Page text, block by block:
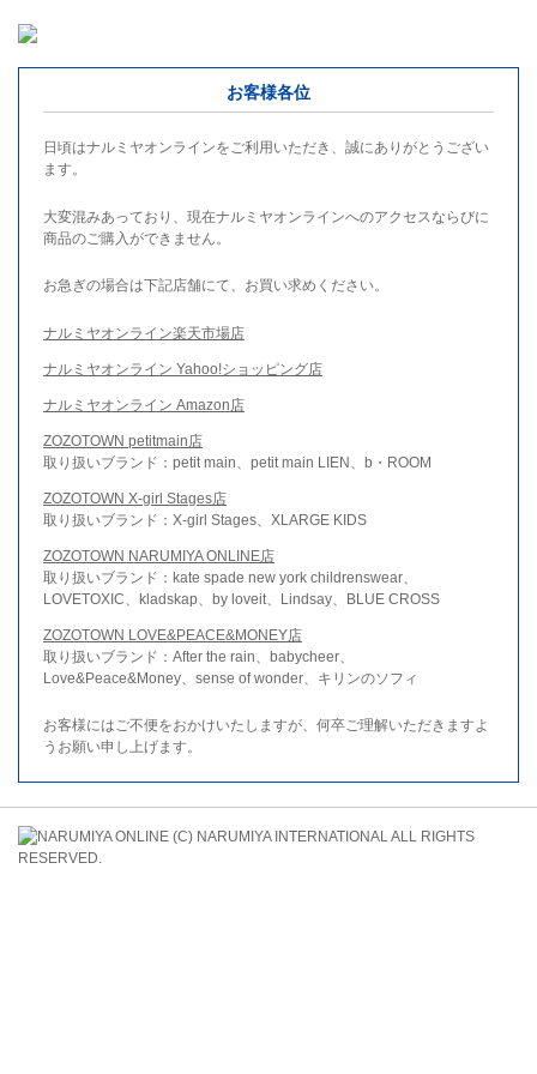
お客様各位
日頃はナルミヤオンラインをご利用いただき、誠にありがとうござい
ます。
大変混みあっており、現在ナルミヤオンラインへのアクセスならびに
商品のご購入ができません。
お急ぎの場合は下記店舗にて、お買い求めください。
ナルミヤオンライン楽天市場店
ナルミヤオンライン Yahoo!ショッピング店
ナルミヤオンライン Amazon店
ZOZOTOWN petitmain店
取り扱いブランド：petit main、petit main LIEN、b・ROOM
ZOZOTOWN X-girl Stages店
取り扱いブランド：X-girl Stages、XLARGE KIDS
ZOZOTOWN NARUMIYA ONLINE店
取り扱いブランド：kate spade new york childrenswear、
LOVETOXIC、kladskap、by loveit、Lindsay、BLUE CROSS
ZOZOTOWN LOVE&PEACE&MONEY店
取り扱いブランド：After the rain、babycheer、
Love&Peace&Money、sense of wonder、キリンのソフィ
お客様にはご不便をおかけいたしますが、何卒ご理解いただきますよ
うお願い申し上げます。